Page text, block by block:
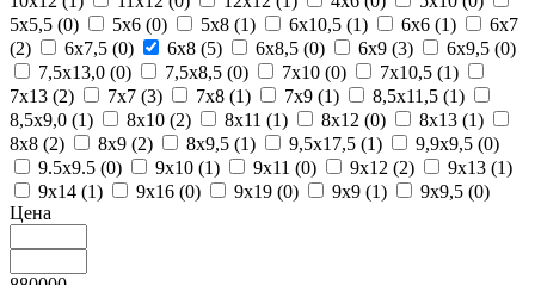
5х5,5 (0) 5х6 (0) 5х8 (1) 6х10,5 (1) 6х6 (1)
6х7
(2) 6х7,5 (0) 6х8 (5) 6х8,5 (0) 6х9 (3) 6х9,5 (0)
7,5х13,0 (0) 7,5х8,5 (0) 7х10 (0) 7х10,5 (1)
7х13 (2) 7х7 (3) 7х8 (1) 7х9 (1) 8,5х11,5 (1)
8,5х9,0 (1) 8х10 (2) 8х11 (1) 8х12 (0) 8х13 (1)
8х8 (2) 8х9 (2) 8х9,5 (1) 9,5х17,5 (1) 9,9х9,5 (0)
9.5х9.5 (0) 9х10 (1) 9х11 (0) 9х12 (2) 9х13 (1)
9х14 (1) 9х16 (0) 9х19 (0) 9х9 (1) 9х9,5 (0)
Цена